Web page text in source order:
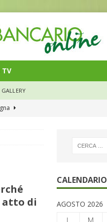
TV
GALLERY
di 5000
atto di
CALENDARIO
AGOSTO 2026
L
M